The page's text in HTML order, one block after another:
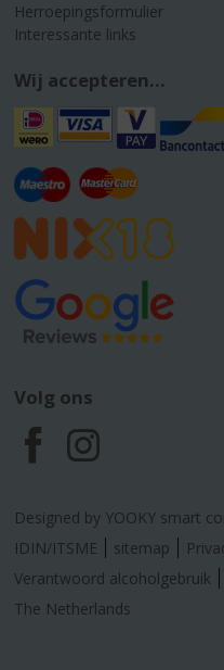
Herroepingsformulier
Interessante links
Wij accepteren...
Volg ons
F
a
c
e
I
n
s
t
Designed by YOOKY smart
IDIN/ITSME
sitemap
Verantwoord alcoholgebruik
The Netherlands